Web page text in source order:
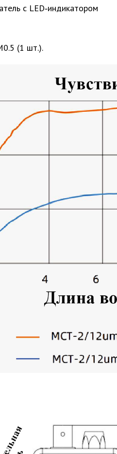
с LED‑индикатором
(1 шт.).